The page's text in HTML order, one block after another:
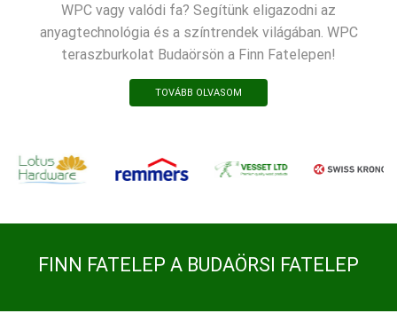
WPC vagy valódi fa? Segítünk eligazodni az
anyagtechnológia és a színtrendek világában. WPC
teraszburkolat Budaörsön a Finn Fatelepen!
TOVÁBB OLVASOM
FINN FATELEP A BUDAÖRSI FATELEP